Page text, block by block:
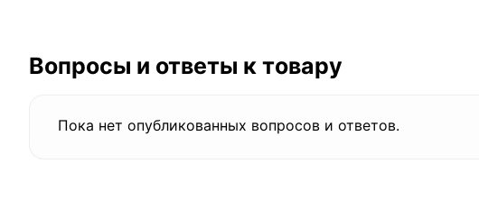
Вопросы и ответы к товару
Пока нет опубликованных вопросов и ответов.